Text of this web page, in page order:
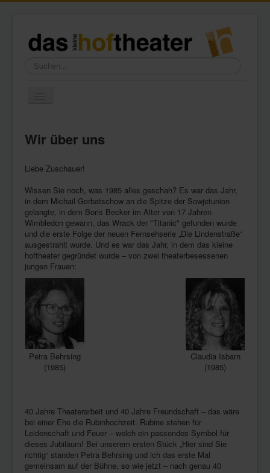
Suchen...
Wir über uns
Freundeskreis
Galerie
Presse
Kontakt
Wir über uns
Liebe Zuschauer!
Wissen Sie noch, was 1985 alles geschah? Es war das Jahr,
in dem Michail Gorbatschow an die Spitze der Sowjetunion
gelangte, in dem Boris Becker im Alter von 17 Jahren
Wimbledon gewann, das Wrack der "Titanic" gefunden wurde
und die erste Folge der neuen Fernsehserie „Die Lindenstraße“
ausgestrahlt wurde. Und es war das Jahr, in dem das kleine
hoftheater gegründet wurde – von zwei theaterbesessenen
jungen Frauen:
Petra Behrsing
(1985)
Claudia Isbarn
(1985)
40 Jahre Theaterarbeit und 40 Jahre Freundschaft – das wäre
bei einer Ehe die Rubinhochzeit. Rubine stehen für
Leidenschaft und Feuer – welch ein passendes Symbol für
dieses Jubiläum! Bei unserem ersten Stück „Hier sind Sie
richtig“ standen Petra Behrsing und ich das erste Mal
gemeinsam auf der Bühne, so wie jetzt – nach genau 40